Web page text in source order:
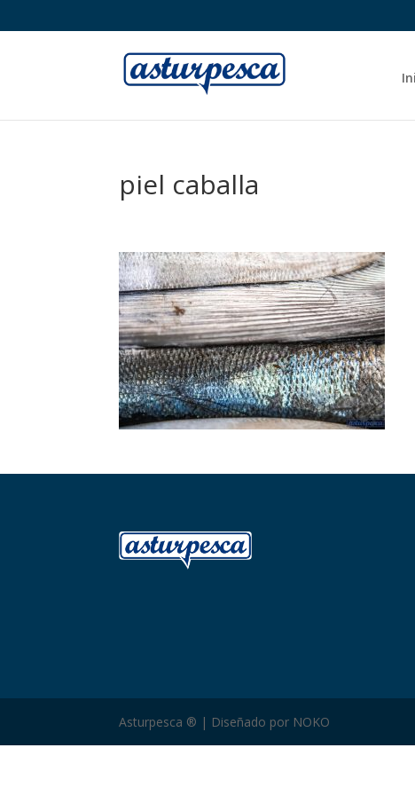
piel caballa
Asturpesca ® | Diseñado por NOKO